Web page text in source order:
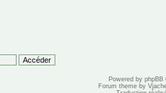
Powered by phpBB
Forum theme by